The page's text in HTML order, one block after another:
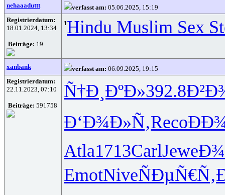
nehaaaduttt verfasst am: 05.06.2025, 15:19
Registrierdatum:
18.01.2024, 13:34
Beiträge: 19
'Hindu Muslim Sex
xanbank verfasst am: 06.09.2025, 19:15
Registrierdatum:
22.11.2023, 07:10
Beiträge: 591758
Ñ†Ð¸ÐºÐ»392.8
Ð‘Ð¾Ð»Ñ‚Reco
Atla1713CarlJewe
EmotNiveÑÐµÑ€Ñ‚